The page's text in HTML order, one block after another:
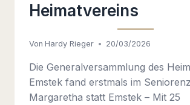
Heimatvereins
Von Hardy Rieger 20/03/2026
Die Generalversammlung des
Emstek fand erstmals im
Margaretha statt Emstek – Mit 25